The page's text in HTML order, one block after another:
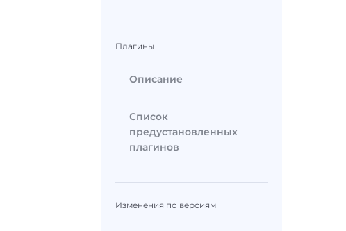
Плагины
Описание
Список
предустановленных
плагинов
Изменения по версиям